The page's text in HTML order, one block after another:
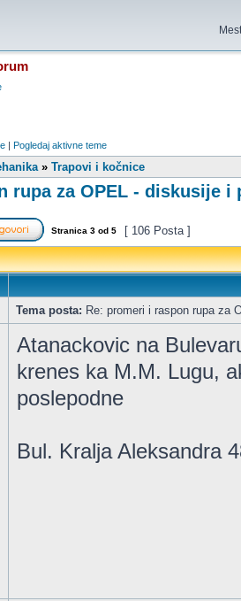
| Pogledaj aktivne teme
» Trapovi i kočnice
rupa za OPEL - diskusije i
Stranica 3 od 5 [ 106 Posta ]
Tema posta: Re: promeri i raspon rupa za
Atanackovic na
krenes ka M.M. Lugu,
poslepodne
Bul. Kralja Aleksandra